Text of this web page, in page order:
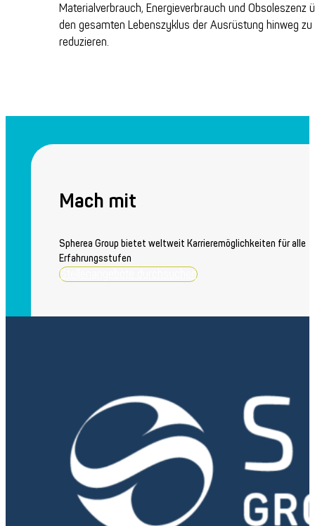
Materialverbrauch, Energieverbrauch und Obsoleszenz
den gesamten Lebenszyklus der Ausrüstung hinweg zu
reduzieren.
Mach mit
Spherea Group bietet weltweit Karrieremöglichkeiten für alle
Erfahrungsstufen
Stellenangebote durchsuchen